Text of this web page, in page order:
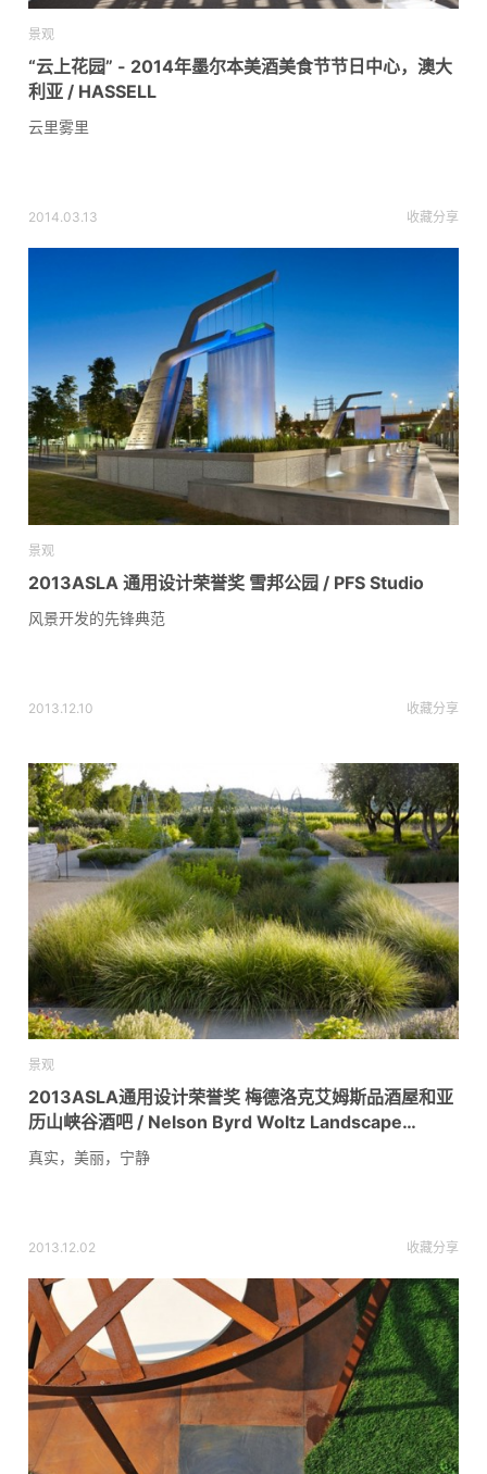
景观
“云上花园” - 2014年墨尔本美酒美食节节日中心，澳大
利亚 / HASSELL
云里雾里
2014.03.13 收藏分享
景观
2013ASLA 通用设计荣誉奖 雪邦公园 / PFS Studio
风景开发的先锋典范
2013.12.10 收藏分享
景观
2013ASLA通用设计荣誉奖 梅德洛克艾姆斯品酒屋和亚
历山峡谷酒吧 / Nelson Byrd Woltz Landscape
Architects
真实，美丽，宁静
2013.12.02 收藏分享